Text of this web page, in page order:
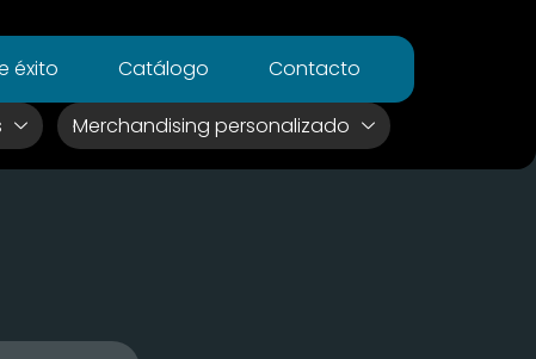
éxito Catálogo Contacto
Merchandising personalizado